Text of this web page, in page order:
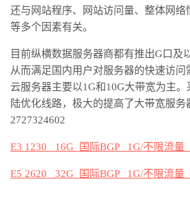
还与网站程序、网站访问量、整体网络
等多个因素有关。
目前纵横数据服务器商都有推出G口及
从而满足国内用户对服务器的快速访
云服务器主要以1G和10G大带宽为主。
陆优化线路，极大的提高了大带宽服
2727324602
E3 1230 16G 国际BGP 1G/不限流量
E5 2620 32G 国际BGP 1G/不限流量